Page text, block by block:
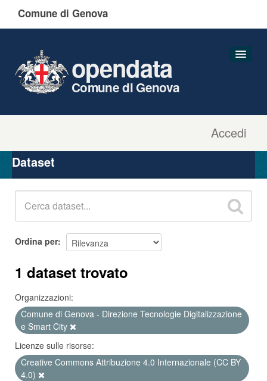
Comune di Genova
Accedi
opendata
Comune di Genova
Organizzazioni
Gruppi
Dataset
Ordina per
1 dataset trovato
Organizzazioni:
Comune di Genova - Direzione Tecnologie Digitalizzazione
e Smart City
Licenze sulle risorse:
Creative Commons Attribuzione 4.0 Internazionale (CC BY
4.0)